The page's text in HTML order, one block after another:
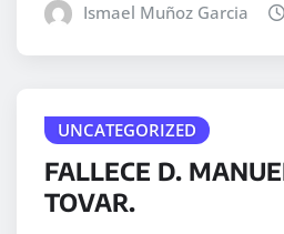
Ismael Muñoz Garcia
UNCATEGORIZED
FALLECE D.
TOVAR.